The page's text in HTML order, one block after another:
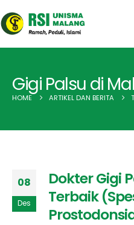
Gigi Palsu di
HOME ARTIKEL DAN BERITA
08
Des
Dokter Gigi
Terbaik